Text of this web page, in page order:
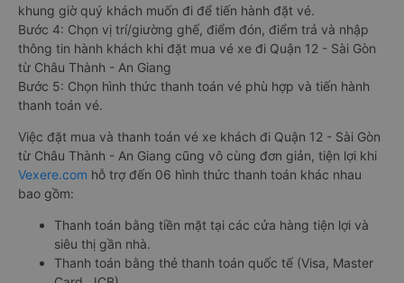
khung giờ quý khách muốn đi để tiến hành đặt vé.
Bước 4: Chọn vị trí/giường ghế, điểm đón, điểm trả và nhập
thông tin hành khách khi đặt mua vé xe đi Quận 12 - Sài Gòn
từ Châu Thành - An Giang
Bước 5: Chọn hình thức thanh toán vé phù hợp và tiến hành
thanh toán vé.
Việc đặt mua và thanh toán vé xe khách đi Quận 12 - Sài Gòn
từ Châu Thành - An Giang cũng vô cùng đơn giản, tiện lợi khi
Vexere.com hỗ trợ đến 06 hình thức thanh toán khác nhau
bao gồm:
Thanh toán bằng tiền mặt tại các cửa hàng tiện lợi và
siêu thị gần nhà.
Thanh toán bằng thẻ thanh toán quốc tế (Visa, Master